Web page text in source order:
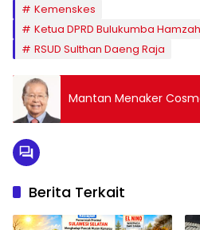
Kemenskes
Ketua DPRD Bulukumba
RSUD Sulthan Daeng Raja
Mantan Menaker
Berita Terkait